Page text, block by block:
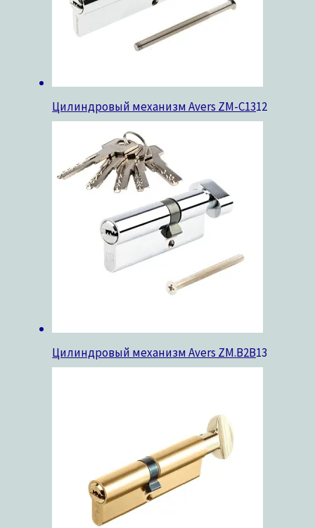
Цилиндровый механизм Avers ZM-C1312
Цилиндровый механизм Avers ZM.B2B13